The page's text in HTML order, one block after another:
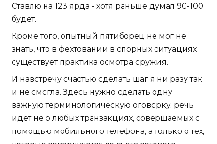
Ставлю на 123 ярда - хотя раньше думал 90-100
будет.
Кроме того, опытный пятиборец не мог не
знать, что в фехтовании в спорных ситуациях
существует практика осмотра оружия.
И навстречу счастью сделать шаг я ни разу так
и не смогла. Здесь нужно сделать одну
важную терминологическую оговорку: речь
идет не о любых транзакциях, совершаемых с
помощью мобильного телефона, а только о тех,